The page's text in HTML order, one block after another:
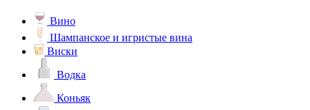
Вино
Шампанское и игристые вина
Виски
Водка
Коньяк